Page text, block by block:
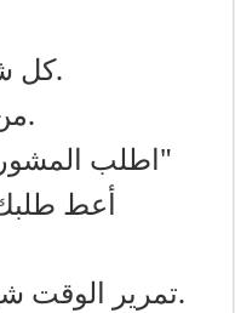
كل.
.
اطلب "
أعط
تمرير الوقت
.